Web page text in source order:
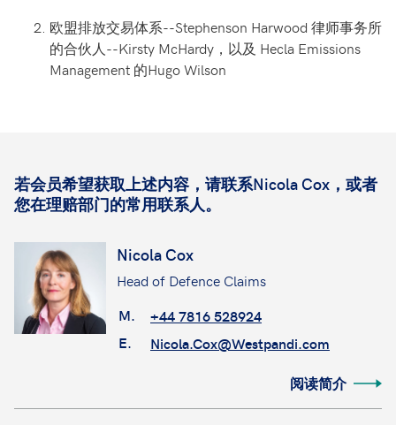
欧盟排放交易体系--Stephenson Harwood 律师事务所
的合伙人--Kirsty McHardy，以及 Hecla Emissions
Management 的Hugo Wilson
若会员希望获取上述内容，请联系Nicola Cox，或者
您在理赔部门的常用联系人。
Nicola Cox
Head of Defence Claims
M.
+44 7816 528924
E.
Nicola.Cox@Westpandi.com
阅读简介